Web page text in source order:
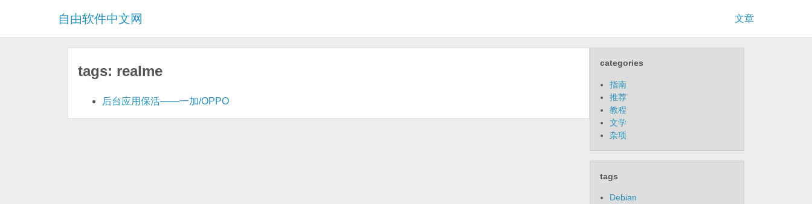
自由软件中文网 文章
tags: realme
后台应用保活——一加/OPPO
categories
指南
推荐
教程
文学
杂项
tags
Debian